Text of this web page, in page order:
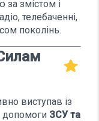
за змістом і
телебаченні,
поколінь.
виступав із
допомоги ЗСУ та